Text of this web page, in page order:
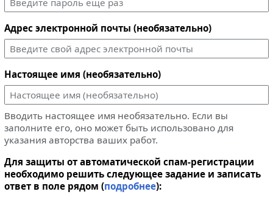
Адрес электронной почты (необязательно)
Настоящее имя (необязательно)
Вводить настоящее имя необязательно. Если вы
заполните его, оно может быть использовано для
указания авторства ваших работ.
Для защиты от автоматической спам-регистрации
необходимо решить следующее задание и записать
ответ в поле рядом (подробнее):